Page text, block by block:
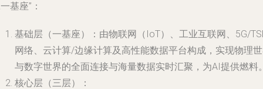
基座”：
基础层（一基座）
：由物联网（IoT）、工业互联网、5G/
网络、云计算/边缘计算及高性能数据平台构成，实现物理
与数字世界的全面连接与海量数据实时汇聚，为AI提供燃料
核心层（三层）
：